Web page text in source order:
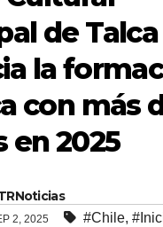
de Talca
la
con más
en 2025
2, 2025 #Chile,